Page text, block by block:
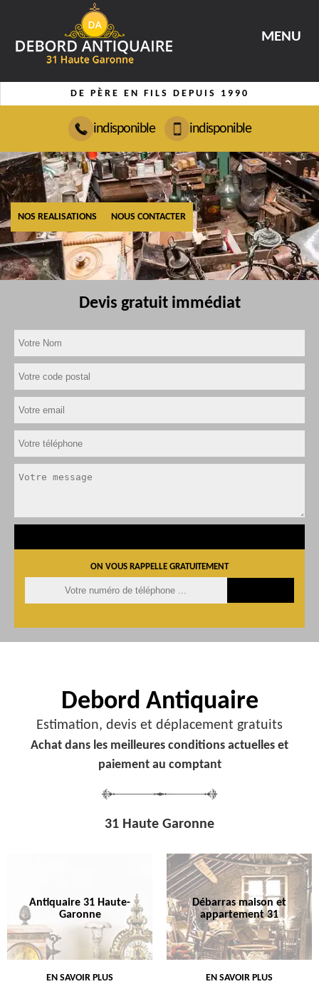
MENU
DE PÈRE EN FILS DEPUIS 1990
indisponible indisponible
NOS REALISATIONS NOUS CONTACTER
Devis gratuit immédiat
ON VOUS RAPPELLE GRATUITEMENT
Debord Antiquaire
Estimation, devis et déplacement gratuits
Achat dans les meilleures conditions actuelles et
paiement au comptant
31 Haute Garonne
Antiquaire 31 Haute-
Garonne
EN SAVOIR PLUS
Débarras maison et
appartement 31
EN SAVOIR PLUS